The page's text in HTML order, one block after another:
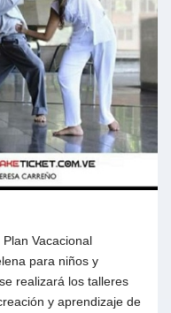
Vacacional
para niños y
realizará los talleres
y aprendizaje de